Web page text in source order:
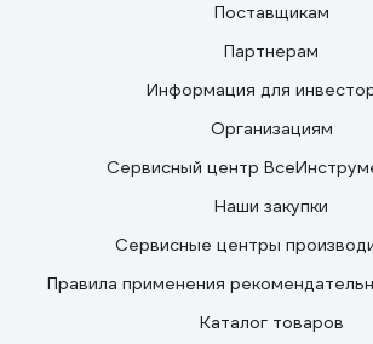
Поставщикам
Партнерам
Информация для
Организациям
Сервисный центр
Наши закупки
Сервисные центры
Правила применения
Каталог товаров